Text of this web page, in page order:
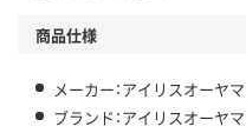
商品仕様
メーカー：アイリスオーヤマ
ブランド：アイリスオーヤマ